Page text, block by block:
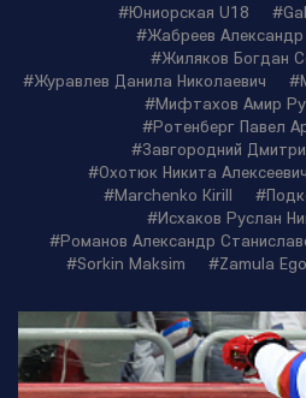
#Юниорская U18
#Жабреев Александр
#Жиляков Богдан
#Журавлев Данила Николаевич
#Мифтахов Амир
#Ротенберг Павел
#Завгородний
#Охотюк Никита Алексеевич
#Marchenko Kirill
#Исхаков Руслан
#Романов Александр
#Sorkin Maksim
#Zamula